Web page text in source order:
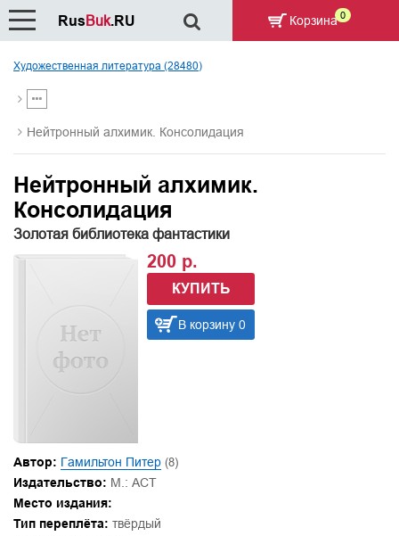
Художественная литература (28480)
Нейтронный алхимик. Консолидация
Нейтронный алхимик.
Консолидация
Золотая библиотека фантастики
200 р.
КУПИТЬ
В корзину 0
Автор: Гамильтон Питер (8)
Издательство: М.: АСТ
Место издания:
Тип переплёта: твёрдый
RusBuk.RU Корзина 0